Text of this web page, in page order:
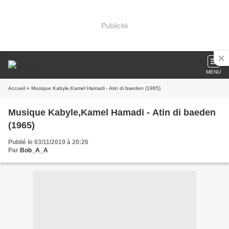
Publicité
MENU
Accueil » Musique Kabyle,Kamel Hamadi - Atin di baeden (1965)
Musique Kabyle,Kamel Hamadi - Atin di baeden
(1965)
Publié le 03/11/2019 à 20:26
Par Bob_A_A